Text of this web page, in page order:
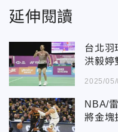
延伸閱讀
台北羽
洪毅婷
2025/
NBA/
將金塊